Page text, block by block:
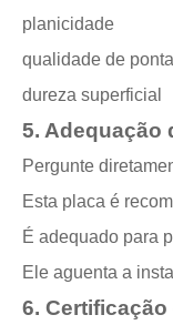
planicidade
qualidade de ponta
dureza superficial
5. Adequação
Pergunte
Esta placa é
É adequado para
Ele aguenta a
6.